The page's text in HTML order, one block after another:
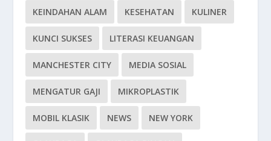
KEINDAHAN ALAM KESEHATAN KULINER
KUNCI SUKSES LITERASI KEUANGAN
MANCHESTER CITY MEDIA SOSIAL
MENGATUR GAJI MIKROPLASTIK
MOBIL KLASIK NEWS NEW YORK